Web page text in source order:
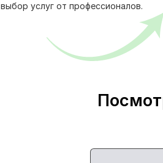
выбор услуг от профессионалов.